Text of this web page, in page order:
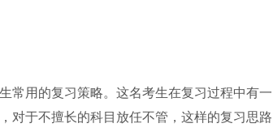
常用的复习策略。这名考生在复习过程中有一
对于不擅长的科目放任不管，这样的复习思路